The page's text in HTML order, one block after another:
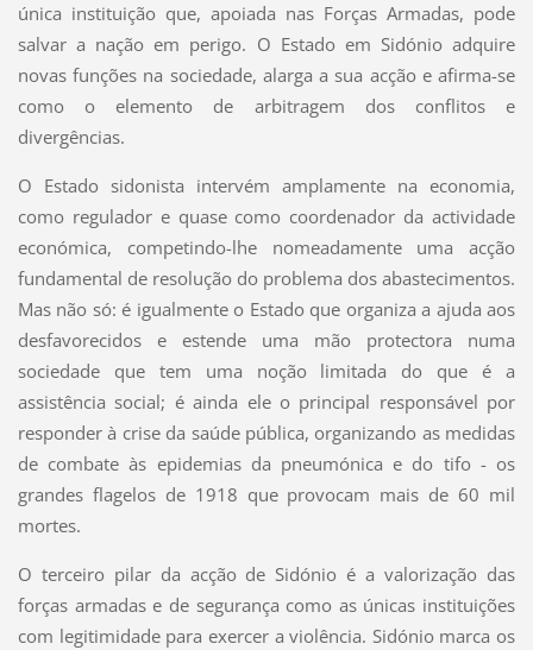
única instituição que, apoiada nas Forças Armadas, pode
salvar a nação em perigo. O Estado em Sidónio adquire
novas funções na sociedade, alarga a sua acção e afirma-se
como o elemento de arbitragem dos conflitos e
divergências.
O Estado sidonista intervém amplamente na economia,
como regulador e quase como coordenador da actividade
económica, competindo-lhe nomeadamente uma acção
fundamental de resolução do problema dos abastecimentos.
Mas não só: é igualmente o Estado que organiza a ajuda aos
desfavorecidos e estende uma mão protectora numa
sociedade que tem uma noção limitada do que é a
assistência social; é ainda ele o principal responsável por
responder à crise da saúde pública, organizando as medidas
de combate às epidemias da pneumónica e do tifo - os
grandes flagelos de 1918 que provocam mais de 60 mil
mortes.
O terceiro pilar da acção de Sidónio é a valorização das
forças armadas e de segurança como as únicas instituições
com legitimidade para exercer a violência. Sidónio marca os